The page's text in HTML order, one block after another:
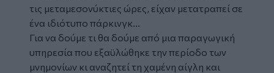
τις μεταμεσονύκτιες ώρες, είχαν μετατραπεί σε
ένα ιδιότυπο πάρκινγκ...
Για να δούμε τι θα δούμε από μια παραγωγική
υπηρεσία που εξαϋλώθηκε την περίοδο των
μνημονίων κι αναζητεί τη χαμένη αίγλη και